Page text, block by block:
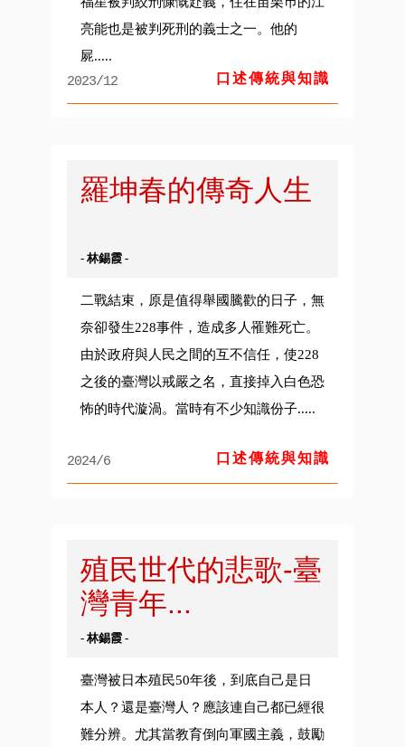
亮能也是被判死刑的義士之一。他的
屍.....
2023/12
口述傳統與知識
羅坤春的傳奇人生
- 林錫霞 -
二戰結束，原是值得舉國騰歡的日子，無
奈卻發生228事件，造成多人罹難死亡。
由於政府與人民之間的互不信任，使228
之後的臺灣以戒嚴之名，直接掉入白色恐
怖的時代漩渦。當時有不少知識份子.....
2024/6 口述傳統與知識
殖民世代的悲歌-臺
灣青年...
- 林錫霞 -
臺灣被日本殖民50年後，到底自己是日
本人？還是臺灣人？應該連自己都已經很
難分辨。尤其當教育倒向軍國主義，鼓勵